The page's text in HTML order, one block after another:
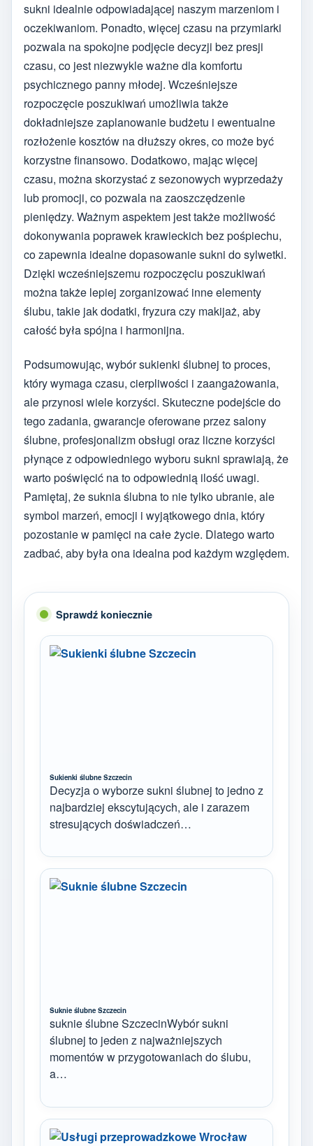
sukni idealnie odpowiadającej naszym marzeniom i
oczekiwaniom. Ponadto, więcej czasu na przymiarki
pozwala na spokojne podjęcie decyzji bez presji
czasu, co jest niezwykle ważne dla komfortu
psychicznego panny młodej. Wcześniejsze
rozpoczęcie poszukiwań umożliwia także
dokładniejsze zaplanowanie budżetu i ewentualne
rozłożenie kosztów na dłuższy okres, co może być
korzystne finansowo. Dodatkowo, mając więcej
czasu, można skorzystać z sezonowych wyprzedaży
lub promocji, co pozwala na zaoszczędzenie
pieniędzy. Ważnym aspektem jest także możliwość
dokonywania poprawek krawieckich bez pośpiechu,
co zapewnia idealne dopasowanie sukni do sylwetki.
Dzięki wcześniejszemu rozpoczęciu poszukiwań
można także lepiej zorganizować inne elementy
ślubu, takie jak dodatki, fryzura czy makijaż, aby
całość była spójna i harmonijna.
Podsumowując, wybór sukienki ślubnej to proces,
który wymaga czasu, cierpliwości i zaangażowania,
ale przynosi wiele korzyści. Skuteczne podejście do
tego zadania, gwarancje oferowane przez salony
ślubne, profesjonalizm obsługi oraz liczne korzyści
płynące z odpowiedniego wyboru sukni sprawiają, że
warto poświęcić na to odpowiednią ilość uwagi.
Pamiętaj, że suknia ślubna to nie tylko ubranie, ale
symbol marzeń, emocji i wyjątkowego dnia, który
pozostanie w pamięci na całe życie. Dlatego warto
zadbać, aby była ona idealna pod każdym względem.
Sprawdź koniecznie
Sukienki ślubne Szczecin
Decyzja o wyborze sukni ślubnej to jedno z
najbardziej ekscytujących, ale i zarazem
stresujących doświadczeń…
Suknie ślubne Szczecin
suknie ślubne SzczecinWybór sukni
ślubnej to jeden z najważniejszych
momentów w przygotowaniach do ślubu,
a…